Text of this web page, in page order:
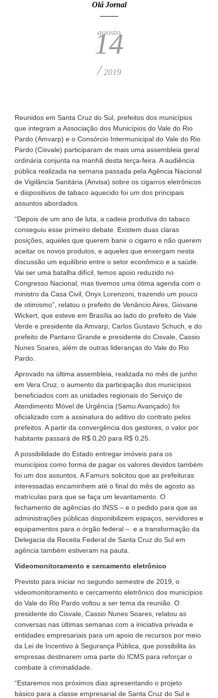
Olá Jornal
agosto
14
/ 2019
Reunidos em Santa Cruz do Sul, prefeitos dos municípios
que integram a Associação dos Municípios do Vale do Rio
Pardo (Amvarp) e o Consórcio Intermunicipal do Vale do Rio
Pardo (Cisvale) participaram de mais uma assembleia geral
ordinária conjunta na manhã desta terça-feira. A audiência
pública realizada na semana passada pela Agência Nacional
de Vigilância Sanitária (Anvisa) sobre os cigarros eletrônicos
e dispositivos de tabaco aquecido foi um dos principais
assuntos abordados.
“Depois de um ano de luta, a cadeia produtiva do tabaco
conseguiu esse primeiro debate. Existem duas claras
posições, aqueles que querem banir o cigarro e não querem
aceitar os novos produtos, e aqueles que enxergam nesta
discussão um equilíbrio entre o setor econômico e a saúde.
Vai ser uma batalha difícil, temos apoio reduzido no
Congresso Nacional, mas tivemos uma ótima agenda com o
ministro da Casa Civil, Onyx Lorenzoni, trazendo um pouco
de otimismo”, relatou o prefeito de Venâncio Aires, Giovane
Wickert, que esteve em Brasília ao lado do prefeito de Vale
Verde e presidente da Amvarp, Carlos Gustavo Schuch, e do
prefeito de Pantano Grande e presidente do Cisvale, Cassio
Nunes Soares, além de outras lideranças do Vale do Rio
Pardo.
Aprovado na última assembleia, realizada no mês de junho
em Vera Cruz, o aumento da participação dos municípios
beneficiados com as unidades regionais do Serviço de
Atendimento Móvel de Urgência (Samu Avançado) foi
oficializado com a assinatura do aditivo do contrato pelos
prefeitos. A partir da convergência dos gestores, o valor por
habitante passará de R$ 0,20 para R$ 0,25.
A possibilidade do Estado entregar imóveis para os
municípios como forma de pagar os valores devidos também
foi um dos assuntos. A Famurs solicitou que as prefeituras
interessadas encaminhem até o final do mês de agosto as
matrículas para que se faça um levantamento. O
fechamento de agências do INSS – e o pedido para que as
administrações públicas disponibilizem espaços, servidores e
equipamentos para o órgão federal – e a transformação da
Delegacia da Receita Federal de Santa Cruz do Sul em
agência também estiveram na pauta.
Videomonitoramento e cercamento eletrônico
Previsto para iniciar no segundo semestre de 2019, o
videomonitoramento e cercamento eletrônico dos municípios
do Vale do Rio Pardo voltou a ser tema da reunião. O
presidente do Cisvale, Cassio Nunes Soares, relatou as
conversas nas últimas semanas com a iniciativa privada e
entidades empresariais para um apoio de recursos por meio
da Lei de Incentivo à Segurança Pública, que possibilita às
empresas destinarem uma parte do ICMS para reforçar o
combate à criminalidade.
“Estaremos nos próximos dias apresentando o projeto
básico para a classe empresarial de Santa Cruz do Sul e